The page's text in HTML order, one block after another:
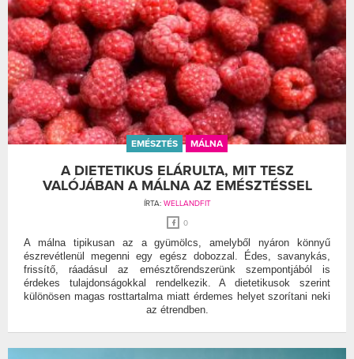
EMÉSZTÉS MÁLNA
A DIETETIKUS ELÁRULTA, MIT TESZ
VALÓJÁBAN A MÁLNA AZ EMÉSZTÉSSEL
ÍRTA: WELLANDFIT
0
A málna tipikusan az a gyümölcs, amelyből nyáron könnyű
észrevétlenül megenni egy egész dobozzal. Édes, savanykás,
frissítő, ráadásul az emésztőrendszerünk szempontjából is
érdekes tulajdonságokkal rendelkezik. A dietetikusok szerint
különösen magas rosttartalma miatt érdemes helyet szorítani neki
az étrendben.